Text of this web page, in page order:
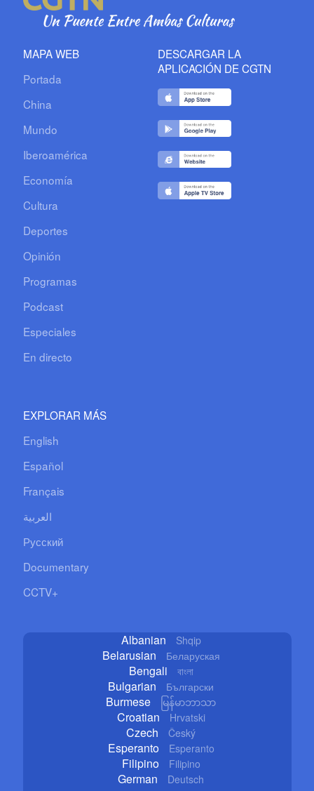
MAPA WEB
Portada
China
Mundo
Iberoamérica
Economía
Cultura
Deportes
Opinión
Programas
Podcast
Especiales
En directo
EXPLORAR MÁS
English
Español
Français
العربية
Русский
Documentary
CCTV+
DESCARGAR LA
APLICACIÓN DE CGTN
Albanian Shqip
Belarusian Беларуская
Bengali বাংলা
Bulgarian Български
Burmese မြန်မာဘာသာ
Croatian Hrvatski
Czech Český
Esperanto Esperanto
Filipino Filipino
German Deutsch